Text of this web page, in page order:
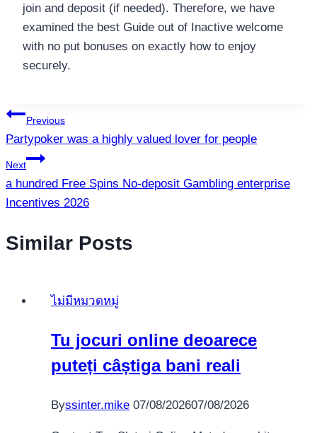
join and deposit (if needed). Therefore, we have
examined the best Guide out of Inactive welcome
with no put bonuses on exactly how to enjoy
securely.
แนะแนว
เรื่อง
Previous
Partypoker was a highly valued lover for people
Next
a hundred Free Spins No-deposit Gambling enterprise
Incentives 2026
Similar Posts
ไม่มีหมวดหมู่
Tu jocuri online deoarece
puteți câștiga bani reali
Byssinter.mike 07/08/202607/08/2026